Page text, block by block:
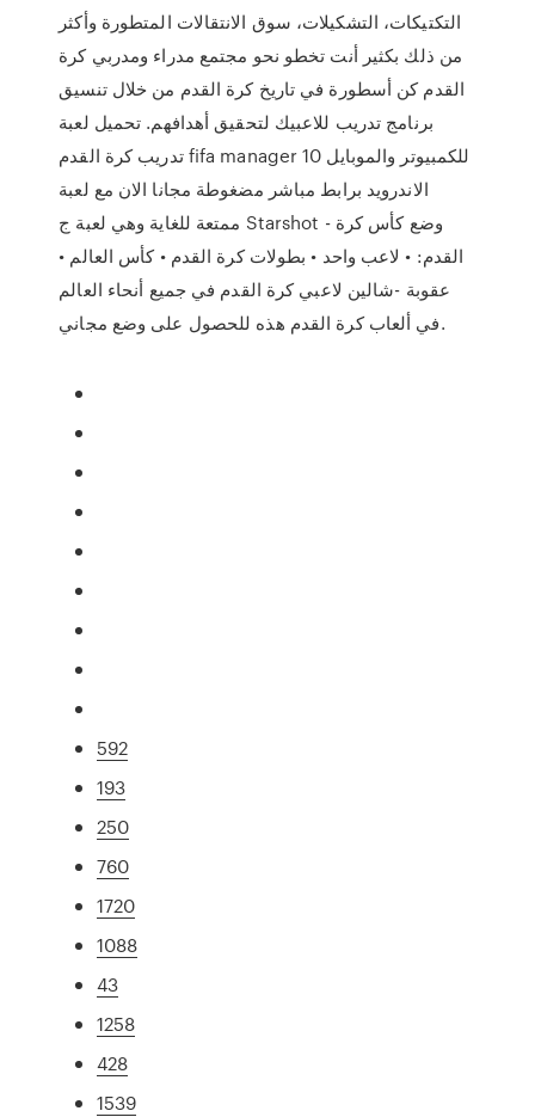
التكتيكات، التشكيلات، سوق الانتقالات المتطورة وأكثر
من ذلك بكثير أنت تخطو نحو مجتمع مدراء ومدربي كرة
القدم كن أسطورة في تاريخ كرة القدم من خلال تنسيق
برنامج تدريب للاعبيك لتحقيق أهدافهم. تحميل لعبة
تدريب كرة القدم fifa manager 10 للكمبيوتر والموبايل
الاندرويد برابط مباشر مضغوطة مجانا الان مع لعبة
ممتعة للغاية وهي لعبة ج Starshot - وضع كأس كرة
القدم: • لاعب واحد • بطولات كرة القدم • كأس العالم •
عقوبة -شالين لاعبي كرة القدم في جميع أنحاء العالم
في ألعاب كرة القدم هذه للحصول على وضع مجاني.
592
193
250
760
1720
1088
43
1258
428
1539